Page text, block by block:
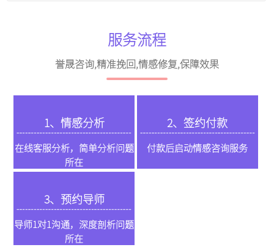
服务流程
誉晟咨询,精准挽回,情感修复,保障效果
1、情感分析
在线客服分析，简单分析问题
所在
2、签约付款
付款后启动情感咨询服务
3、预约导师
导师1对1沟通，深度剖析问题
所在